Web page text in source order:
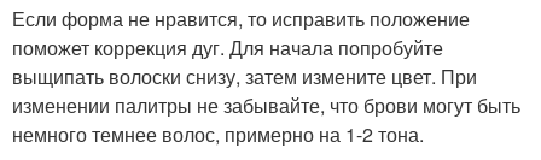
Если форма не нравится, то исправить положение
поможет коррекция дуг. Для начала попробуйте
выщипать волоски снизу, затем измените цвет. При
изменении палитры не забывайте, что брови могут быть
немного темнее волос, примерно на 1-2 тона.